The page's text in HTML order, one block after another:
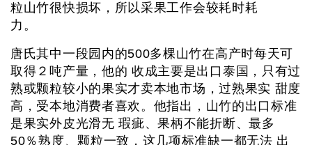
粒山竹很快损坏，所以采果工作会较耗时耗
力。
唐氏其中一段园内的500多棵山竹在高产时每天可
取得２吨产量，他的 收成主要是出口泰国，只有过
熟或颗粒较小的果实才卖本地市场，过熟果实 甜度
高，受本地消费者喜欢。他指出，山竹的出口标准
是果实外皮光滑无 瑕疵、果柄不能折断、最多
50％熟度、颗粒一致，这几项标准缺一都无法 出